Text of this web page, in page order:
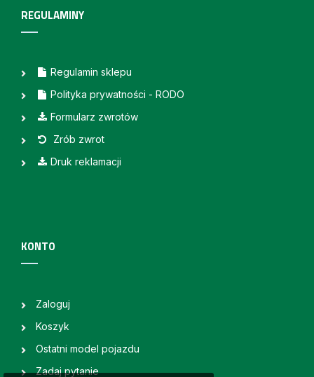
REGULAMINY
Regulamin sklepu
Polityka prywatności - RODO
Formularz zwrotów
Zrób zwrot
Druk reklamacji
KONTO
Zaloguj
Koszyk
Ostatni model pojazdu
Zadaj pytanie